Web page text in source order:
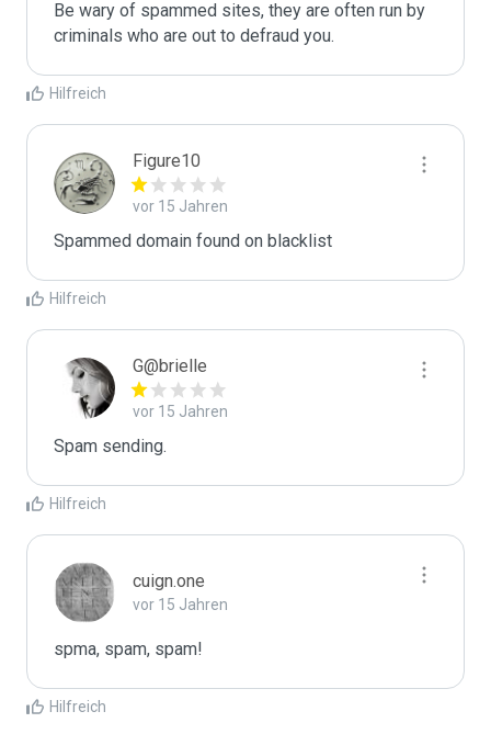
Be wary of spammed sites, they are often run by
criminals who are out to defraud you.
Hilfreich
Figure10
vor 15 Jahren
Spammed domain found on blacklist
Hilfreich
G@brielle
vor 15 Jahren
Spam sending.
Hilfreich
cuign.one
vor 15 Jahren
spma, spam, spam!
Hilfreich